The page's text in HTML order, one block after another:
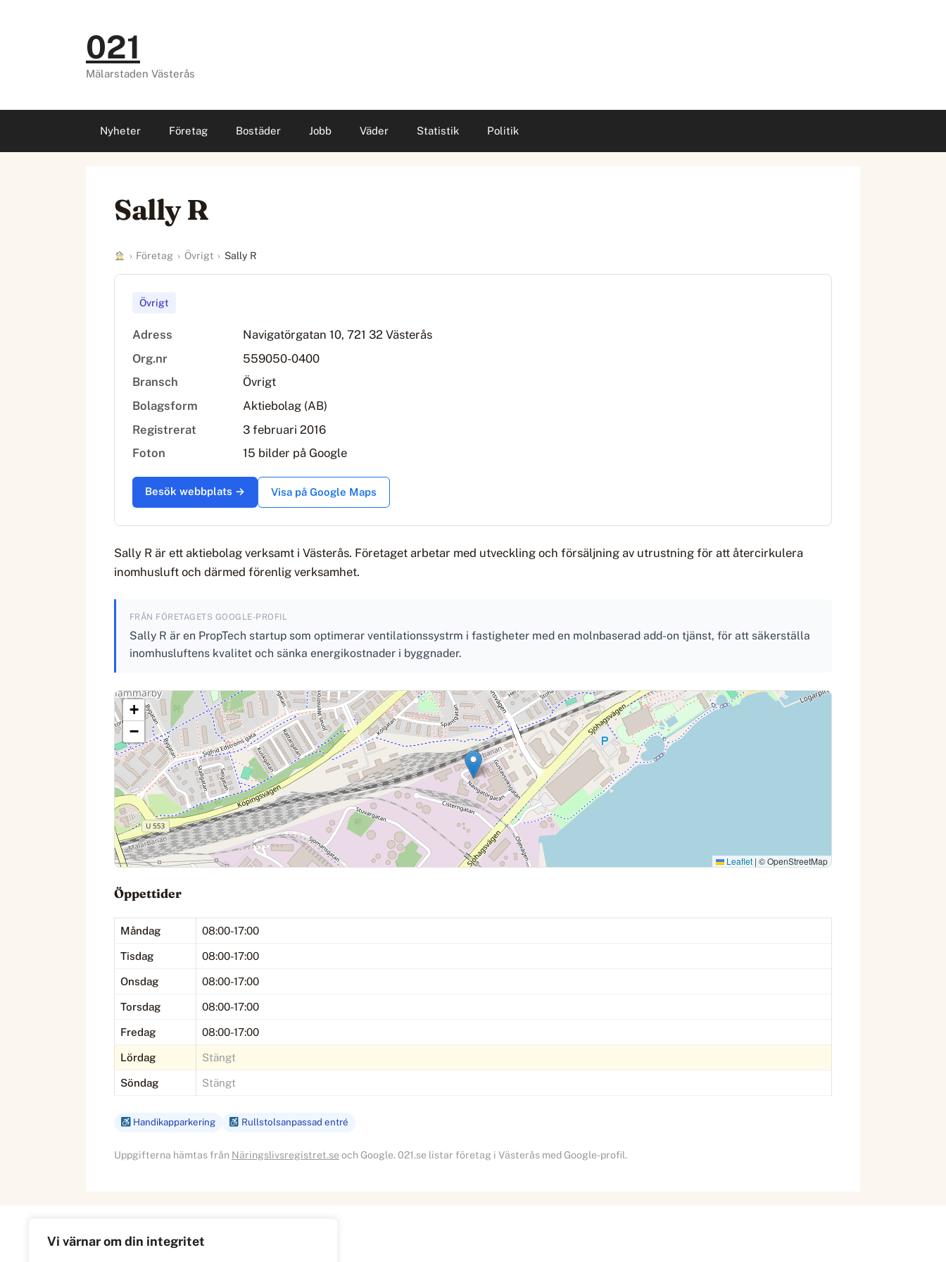
Vi värnar om din integritet
021
Mälarstaden Västerås
Nyheter Företag Bostäder Jobb Väder Statistik Politik
Sally R
› Företag › Övrigt › Sally R
Övrigt
Adress
Navigatörgatan 10, 721 32 Västerås
Org.nr
559050-0400
Bransch
Övrigt
Bolagsform
Aktiebolag (AB)
Registrerat
3 februari 2016
Foton
15 bilder på Google
Besök webbplats → Visa på Google Maps
Sally R är ett aktiebolag verksamt i Västerås. Företaget arbetar med utveckling och försäljning av utrustning för att återcirkulera
inomhusluft och därmed förenlig verksamhet.
FRÅN FÖRETAGETS GOOGLE-PROFIL
Sally R är en PropTech startup som optimerar ventilationssystrm i fastigheter med en molnbaserad add-on tjänst, för att säkerställa
inomhusluftens kvalitet och sänka energikostnader i byggnader.
+
−
Leaflet | © OpenStreetMap
Öppettider
Måndag 08:00-17:00
Tisdag 08:00-17:00
Onsdag 08:00-17:00
Torsdag 08:00-17:00
Fredag 08:00-17:00
Lördag Stängt
Söndag Stängt
Handikapparkering Rullstolsanpassad entré
Uppgifterna hämtas från Näringslivsregistret.se och Google. 021.se listar företag i Västerås med Google-profil.
Information